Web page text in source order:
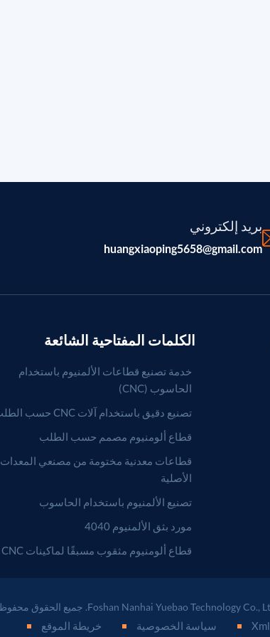
بريد إلكتروني
huangxiaoping5658@gmail.com
الكلمات المفتاحية الشائعة
خدمة تصنيع قطاعات الألمنيوم باستخدام
الحاسوب (CNC)
تصنيع دقيق باستخدام آلات CNC حسب الطلب
قطاع ألومنيوم مصمم حسب الطلب
قطاعات معدنية مختومة من مصنعي المعدات
الأصلية
تصنيع الألمنيوم باستخدام الحاسوب
مورد بثق الألمنيوم 4040
قطاع ألومنيوم مثقوب مسبقًا لماكينات CNC
Xml سياسة الخصوصية خريطة الموقع